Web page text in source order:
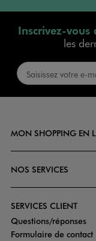
Inscrivez-
les
MON SHOPPING EN
NOS SERVICES
SERVICES CLIENT
Questions/réponses
Formulaire de contact